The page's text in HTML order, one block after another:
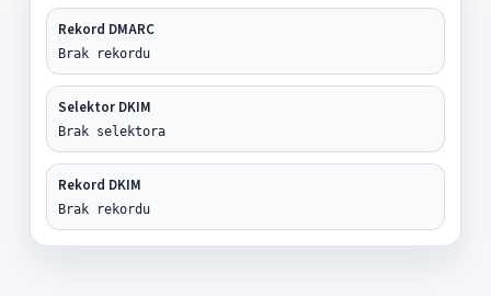
Rekord DMARC
Brak rekordu
Selektor DKIM
Brak selektora
Rekord DKIM
Brak rekordu